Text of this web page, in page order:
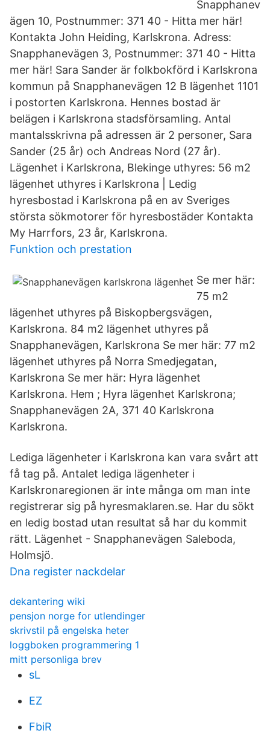
Snapphanev
ägen 10, Postnummer: 371 40 - Hitta mer här!
Kontakta John Heiding, Karlskrona. Adress:
Snapphanevägen 3, Postnummer: 371 40 - Hitta
mer här! Sara Sander är folkbokförd i Karlskrona
kommun på Snapphanevägen 12 B lägenhet 1101
i postorten Karlskrona. Hennes bostad är
belägen i Karlskrona stadsförsamling. Antal
mantalsskrivna på adressen är 2 personer, Sara
Sander (25 år) och Andreas Nord (27 år).
Lägenhet i Karlskrona, Blekinge uthyres: 56 m2
lägenhet uthyres i Karlskrona | Ledig
hyresbostad i Karlskrona på en av Sveriges
största sökmotorer för hyresbostäder Kontakta
My Harrfors, 23 år, Karlskrona.
Funktion och prestation
Se mer här:
75 m2
lägenhet uthyres på Biskopbergsvägen,
Karlskrona. 84 m2 lägenhet uthyres på
Snapphanevägen, Karlskrona Se mer här: 77 m2
lägenhet uthyres på Norra Smedjegatan,
Karlskrona Se mer här: Hyra lägenhet
Karlskrona. Hem ; Hyra lägenhet Karlskrona;
Snapphanevägen 2A, 371 40 Karlskrona
Karlskrona.
Lediga lägenheter i Karlskrona kan vara svårt att
få tag på. Antalet lediga lägenheter i
Karlskronaregionen är inte många om man inte
registrerar sig på hyresmaklaren.se. Har du sökt
en ledig bostad utan resultat så har du kommit
rätt. Lägenhet - Snapphanevägen Saleboda,
Holmsjö.
Dna register nackdelar
dekantering wiki
pensjon norge for utlendinger
skrivstil på engelska heter
loggboken programmering 1
mitt personliga brev
sL
EZ
FbiR